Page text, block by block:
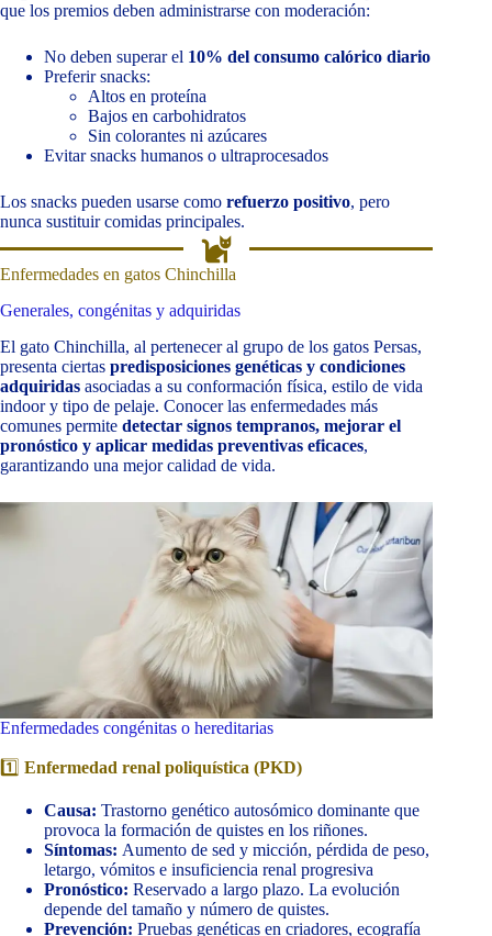
que los premios deben administrarse con moderación:
No deben superar el 10% del consumo calórico diario
Preferir snacks:
Altos en proteína
Bajos en carbohidratos
Sin colorantes ni azúcares
Evitar snacks humanos o ultraprocesados
Los snacks pueden usarse como refuerzo positivo, pero
nunca sustituir comidas principales.
Enfermedades en gatos Chinchilla
Generales, congénitas y adquiridas
El gato Chinchilla, al pertenecer al grupo de los gatos Persas,
presenta ciertas predisposiciones genéticas y condiciones
adquiridas asociadas a su conformación física, estilo de vida
indoor y tipo de pelaje. Conocer las enfermedades más
comunes permite detectar signos tempranos, mejorar el
pronóstico y aplicar medidas preventivas eficaces,
garantizando una mejor calidad de vida.
Enfermedades congénitas o hereditarias
1️⃣ Enfermedad renal poliquística (PKD)
Causa: Trastorno genético autosómico dominante que
provoca la formación de quistes en los riñones.
Síntomas: Aumento de sed y micción, pérdida de peso,
letargo, vómitos e insuficiencia renal progresiva
Pronóstico: Reservado a largo plazo. La evolución
depende del tamaño y número de quistes.
Prevención: Pruebas genéticas en criadores, ecografía